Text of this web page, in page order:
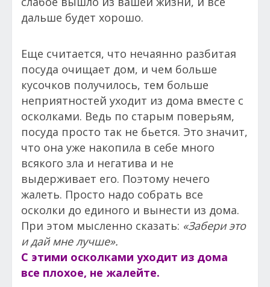
дальше будет хорошо.
Еще считается, что нечаянно разбитая
посуда очищает дом, и чем больше
кусочков получилось, тем больше
неприятностей уходит из дома вместе с
осколками. Ведь по старым поверьям,
посуда просто так не бьется. Это значит,
что она уже накопила в себе много
всякого зла и негатива и не
выдерживает его. Поэтому нечего
жалеть. Просто надо собрать все
осколки до единого и вынести из дома.
При этом мысленно сказать: «Забери это
и дай мне лучше».
С этими осколками уходит из дома
все плохое, не жалейте.